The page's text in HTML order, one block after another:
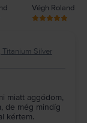
Végh Roland
Titanium Silver
miatt aggódom,
de még mindíg
kértem.